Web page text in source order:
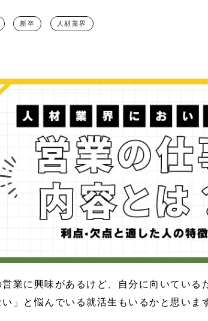
新卒 人材業界
業に興味があるけど、自分に向いている
」と悩んでいる就活生もいるかと思いま